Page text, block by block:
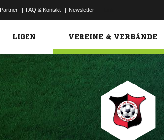
Partner | FAQ & Kontakt | Newsletter
LIGEN VEREINE & VERBÄNDE